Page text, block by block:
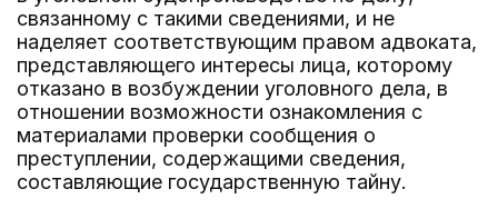
связанному с такими сведениями, и не
наделяет соответствующим правом адвоката,
представляющего интересы лица, которому
отказано в возбуждении уголовного дела, в
отношении возможности ознакомления с
материалами проверки сообщения о
преступлении, содержащими сведения,
составляющие государственную тайну.